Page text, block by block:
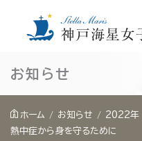
お知らせ
ホーム お知らせ 2022年
熱中症から身を守るために